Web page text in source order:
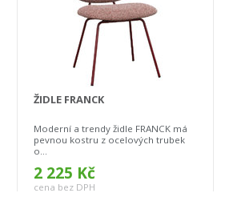
ŽIDLE FRANCK
Moderní a trendy židle FRANCK má
pevnou kostru z ocelových trubek
o...
2 225 Kč
cena bez DPH